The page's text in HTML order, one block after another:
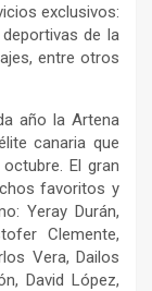
exclusivos:
de la
entre otros
año la Artena
canaria que
El gran
favoritos y
Yeray Durán,
Clemente,
Vera, Dailos
David López,